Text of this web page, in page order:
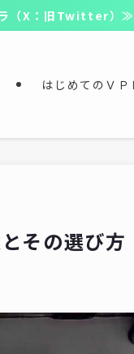
ラ（X：旧Twitter）≫
はじめてのＶＰ
その選び方